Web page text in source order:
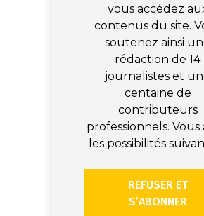
vous accédez
contenus du site.
soutenez ainsi
rédaction de 14
journalistes et
centaine de
contributeurs
professionnels. Vous
les possibilités
REFUSER ET
S’ABONNER